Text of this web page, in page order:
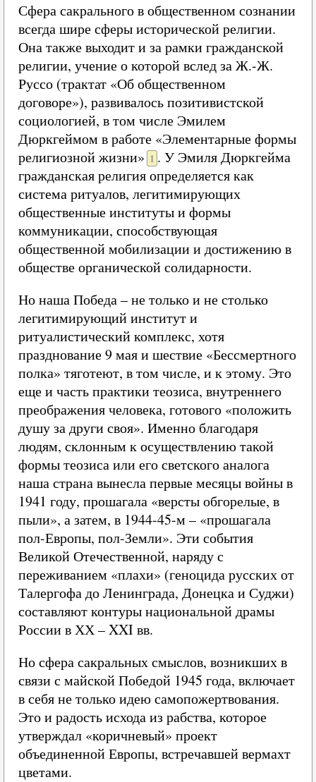
Сфера сакрального в общественном сознании
всегда шире сферы исторической религии.
Она также выходит и за рамки гражданской
религии, учение о которой вслед за Ж.-Ж.
Руссо (трактат «Об общественном
договоре»), развивалось позитивистской
социологией, в том числе Эмилем
Дюркгеймом в работе «Элементарные формы
религиозной жизни» 1 . У Эмиля Дюркгейма
гражданская религия определяется как
система ритуалов, легитимирующих
общественные институты и формы
коммуникации, способствующая
общественной мобилизации и достижению в
обществе органической солидарности.
Но наша Победа – не только и не столько
легитимирующий институт и
ритуалистический комплекс, хотя
празднование 9 мая и шествие «Бессмертного
полка» тяготеют, в том числе, и к этому. Это
еще и часть практики теозиса, внутреннего
преображения человека, готового «положить
душу за други своя». Именно благодаря
людям, склонным к осуществлению такой
формы теозиса или его светского аналога
наша страна вынесла первые месяцы войны в
1941 году, прошагала «версты обгорелые, в
пыли», а затем, в 1944-45-м – «прошагала
пол-Европы, пол-Земли». Эти события
Великой Отечественной, наряду с
переживанием «плахи» (геноцида русских от
Талергофа до Ленинграда, Донецка и Суджи)
составляют контуры национальной драмы
России в ХХ – XXI вв.
Но сфера сакральных смыслов, возникших в
связи с майской Победой 1945 года, включает
в себя не только идею самопожертвования.
Это и радость исхода из рабства, которое
утверждал «коричневый» проект
объединенной Европы, встречавшей вермахт
цветами.